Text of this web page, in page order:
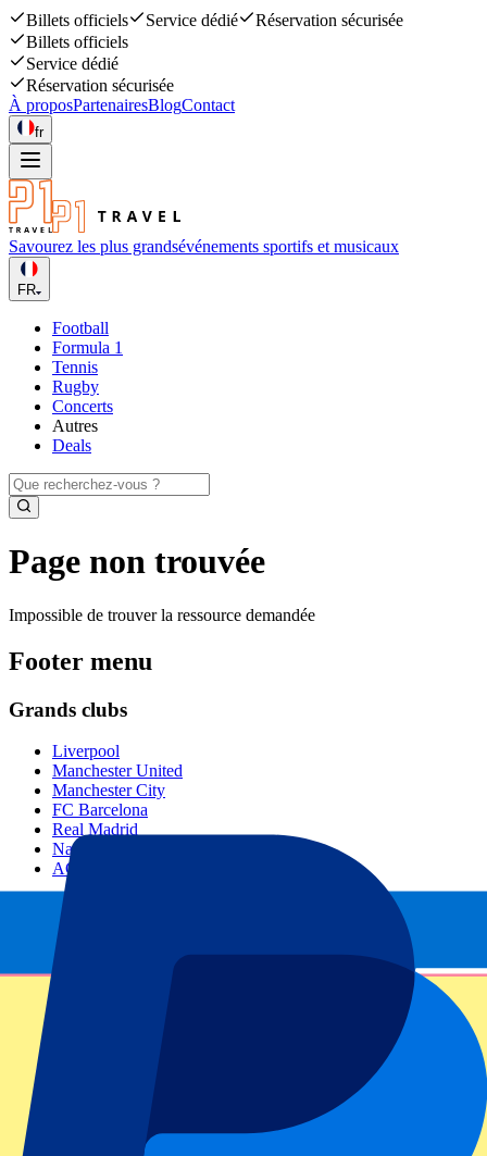
Billets officiels Service dédié
Réservation sécurisée
Billets officiels
Service dédié
Réservation sécurisée
À proposPartenairesBlogContact
fr
Savourez les plus grandsévénements sportifs et musicaux
FR
Football
Formula 1
Tennis
Rugby
Concerts
Autres
Deals
Page non trouvée
Impossible de trouver la ressource demandée
Footer menu
Grands clubs
Liverpool
Manchester United
Manchester City
FC Barcelona
Real Madrid
Napoli
AC Milan
Événements populaires
GP Espagne
Tous les sports